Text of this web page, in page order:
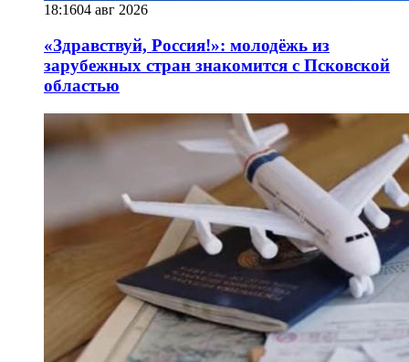
18:1604 авг 2026
«Здравствуй, Россия!»: молодёжь из
зарубежных стран знакомится с Псковской
областью